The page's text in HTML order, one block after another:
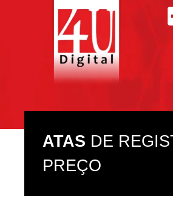
ATAS DE
PREÇO